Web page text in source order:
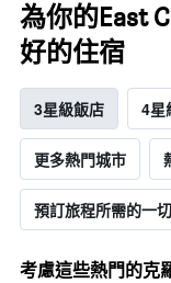
為你的East
好的住宿
3星級飯店 4星
更多熱門城市
預訂旅程所需的一切
考慮這些熱門的克